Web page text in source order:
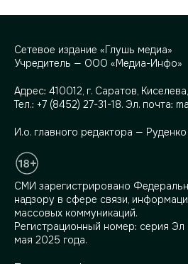
Сетевое издание «Глушь медиа»
Учредитель — ООО «Медиа-Инфо»
Адрес: 410012, г. Саратов,
Тел.: +7 (8452) 27-31-18. Эл. почта:
И.о. главного редактора —
СМИ зарегистрировано
надзору в сфере связи,
массовых коммуникаций.
Регистрационный номер: серия
мая 2025 года.